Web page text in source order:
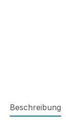
Beschreibung